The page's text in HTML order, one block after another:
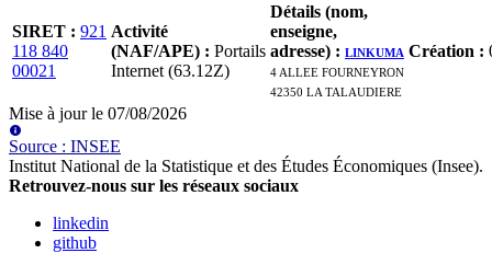
SIRET : 921
118 840
00021
Activité
(NAF/APE) : Portails
Internet (63.12Z)
Détails (nom,
enseigne,
adresse) : LINKUMA
4 ALLEE FOURNEYRON
42350 LA TALAUDIERE
Création :
Mise à jour le 07/08/2026
Source : INSEE
Institut National de la Statistique et des Études Économiques (Insee).
Retrouvez-nous sur les réseaux sociaux
linkedin
github